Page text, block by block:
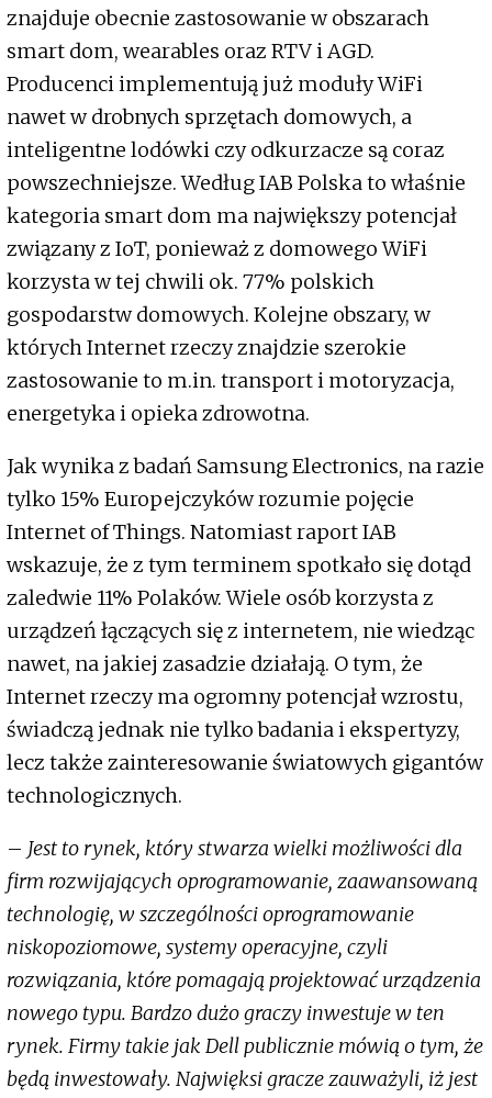
znajduje obecnie zastosowanie w obszarach
smart dom, wearables oraz RTV i AGD.
Producenci implementują już moduły WiFi
nawet w drobnych sprzętach domowych, a
inteligentne lodówki czy odkurzacze są coraz
powszechniejsze. Według IAB Polska to właśnie
kategoria smart dom ma największy potencjał
związany z IoT, ponieważ z domowego WiFi
korzysta w tej chwili ok. 77% polskich
gospodarstw domowych. Kolejne obszary, w
których Internet rzeczy znajdzie szerokie
zastosowanie to m.in. transport i motoryzacja,
energetyka i opieka zdrowotna.
Jak wynika z badań Samsung Electronics, na razie
tylko 15% Europejczyków rozumie pojęcie
Internet of Things. Natomiast raport IAB
wskazuje, że z tym terminem spotkało się dotąd
zaledwie 11% Polaków. Wiele osób korzysta z
urządzeń łączących się z internetem, nie wiedząc
nawet, na jakiej zasadzie działają. O tym, że
Internet rzeczy ma ogromny potencjał wzrostu,
świadczą jednak nie tylko badania i ekspertyzy,
lecz także zainteresowanie światowych gigantów
technologicznych.
– Jest to rynek, który stwarza wielki możliwości dla
firm rozwijających oprogramowanie, zaawansowaną
technologię, w szczególności oprogramowanie
niskopoziomowe, systemy operacyjne, czyli
rozwiązania, które pomagają projektować urządzenia
nowego typu. Bardzo dużo graczy inwestuje w ten
rynek. Firmy takie jak Dell publicznie mówią o tym, że
będą inwestowały. Najwięksi gracze zauważyli, iż jest